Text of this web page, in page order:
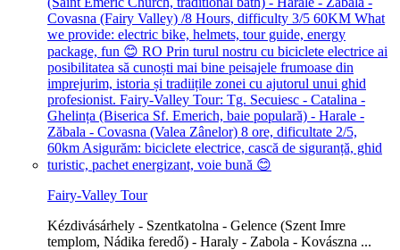
Fairy-Valley Tour
Kézdivásárhely - Szentkatolna - Gelence (Szent Imre
templom, Nádika feredő) - Haraly - Zabola - Kovászna ...